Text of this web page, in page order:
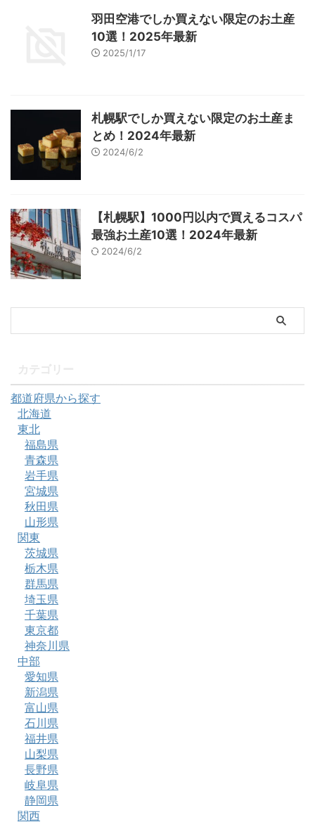
羽田空港でしか買えない限定のお土産
10選！2025年最新
2025/1/17
札幌駅でしか買えない限定のお土産ま
とめ！2024年最新
2024/6/2
【札幌駅】1000円以内で買えるコスパ
最強お土産10選！2024年最新
2024/6/2
都道府県から探す
北海道
東北
福島県
青森県
岩手県
宮城県
秋田県
山形県
関東
茨城県
栃木県
群馬県
埼玉県
千葉県
東京都
神奈川県
中部
愛知県
新潟県
富山県
石川県
福井県
山梨県
長野県
岐阜県
静岡県
関西